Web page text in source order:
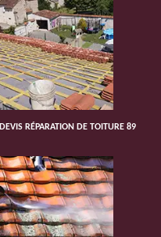
DEVIS RÉPARATION DE TOITURE 89